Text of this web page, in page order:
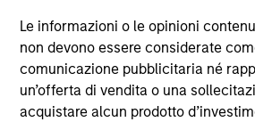
Le informazioni o le opinioni
non devono essere considerate
comunicazione pubblicitaria né
un’offerta di vendita o una
acquistare alcun prodotto
Chartered Financial Analyst
Approfondimenti correlati